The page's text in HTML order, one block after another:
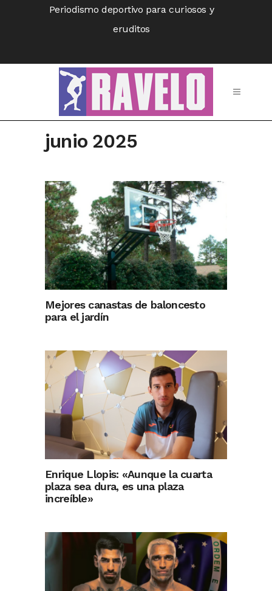
Periodismo deportivo para curiosos y
eruditos
junio 2025
Mejores canastas de baloncesto
para el jardín
Enrique Llopis: «Aunque la cuarta
plaza sea dura, es una plaza
increíble»